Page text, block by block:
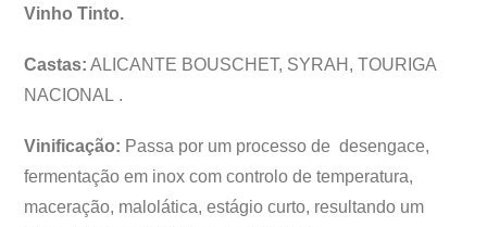
Vinho Tinto.
Castas: ALICANTE BOUSCHET, SYRAH , TOURIGA
NACIONAL .
Vinificação: Passa por um processo de desengace,
fermentação em inox com controlo de temperatura,
maceração, malolática, estágio curto, resultando um